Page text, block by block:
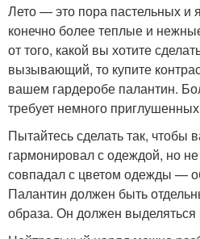
Лето — это пора пастельных и
конечно более теплые и
от того, какой вы хотите
вызывающий, то купите
вашем гардеробе палантин.
требует немного
Пытайтесь сделать так, чтобы
гармонировал с одеждой, но
совпадал с цветом одежды —
Палантин должен быть
образа. Он должен